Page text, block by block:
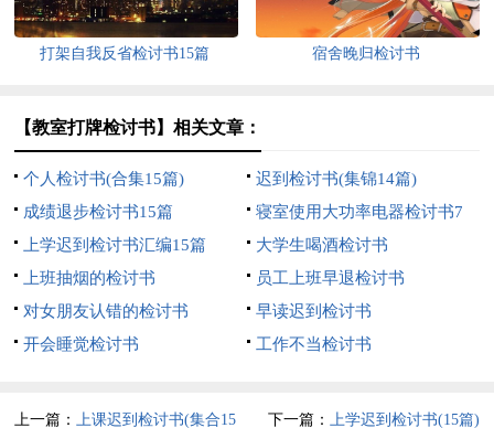
打架自我反省检讨书15篇 宿舍晚归检讨书
【教室打牌检讨书】相关文章：
个人检讨书(合集15篇)
迟到检讨书(集锦14篇)
成绩退步检讨书15篇
寝室使用大功率电器检讨书7
篇
上学迟到检讨书汇编15篇
大学生喝酒检讨书
上班抽烟的检讨书
员工上班早退检讨书
对女朋友认错的检讨书
早读迟到检讨书
开会睡觉检讨书
工作不当检讨书
上一篇：上课迟到检讨书(集合15 下一篇： 上学迟到检讨书(15篇)